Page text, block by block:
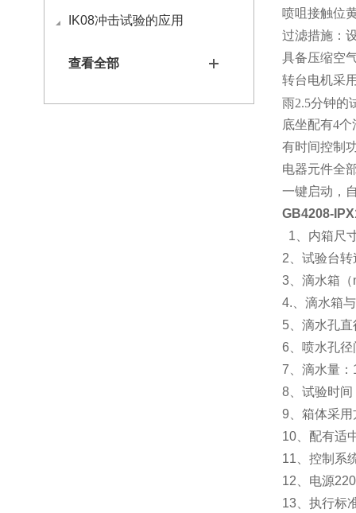
IK08冲击试验的应用
查看全部
喷咀接触位
过滤措施：
具备压缩空
转台电机采
雨2.5分钟的
底坐配有4
有时间控制
电器元件全
一键启动，
GB4208-
1 、内箱尺
2 、试验台
3 、滴水箱 （
4. 、滴水箱
5 、滴水孔
6 、喷水孔
7 、滴水量：
8 、试验时
9 、箱体采
10 、配有
11 、控制系
12 、电源
13 、执行标